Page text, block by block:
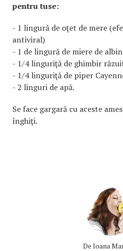
pentru tuse:
- 1 lingură de oţet de mere
antiviral)
- 1 de lingură de miere de
- 1/4 linguriţă de ghimbir
- 1/4 linguriţă de piper
- 2 linguri de apă.
Se face gargară cu aceste
înghiţi.
De Ioana